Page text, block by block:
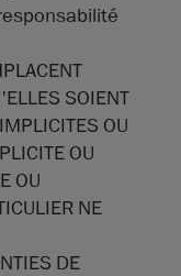
SOIENT
OU
OU
OU
NE
DE